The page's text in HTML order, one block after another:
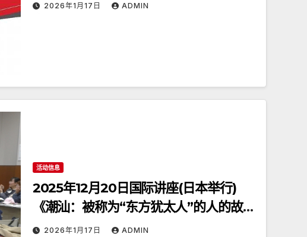
2026年1月17日 ADMIN
活动信息
2025年12月20日国际讲座(日本举行)
《潮汕：被称为“东方犹太人”的人的故
乡》2026年1月17日 ADMIN